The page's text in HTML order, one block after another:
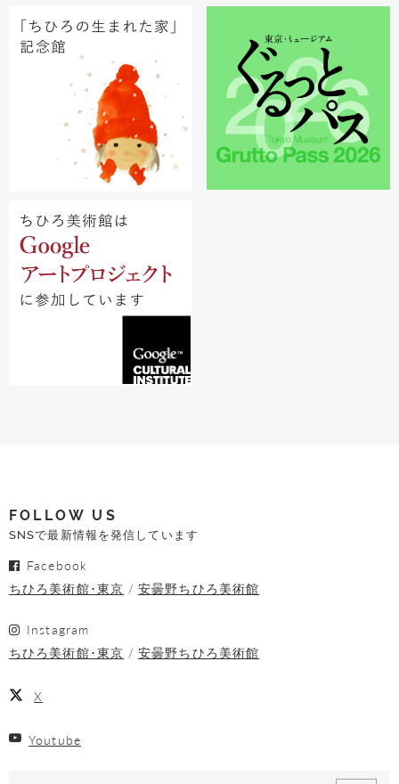
FOLLOW US
SNSで最新情報を発信しています
Facebook
ちひろ美術館･東京
安曇野ちひろ美術館
Instagram
ちひろ美術館･東京
安曇野ちひろ美術館
X
Youtube